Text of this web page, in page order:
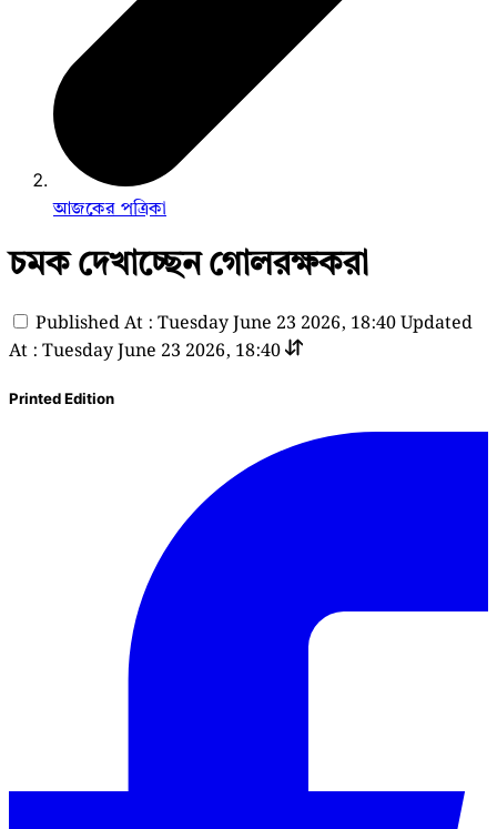
আজকের পত্রিকা
চমক দেখাচ্ছেন গোলরক্ষকরা
Published At : Tuesday June 23 2026, 18:40Updated
At : Tuesday June 23 2026, 18:40
Printed Edition